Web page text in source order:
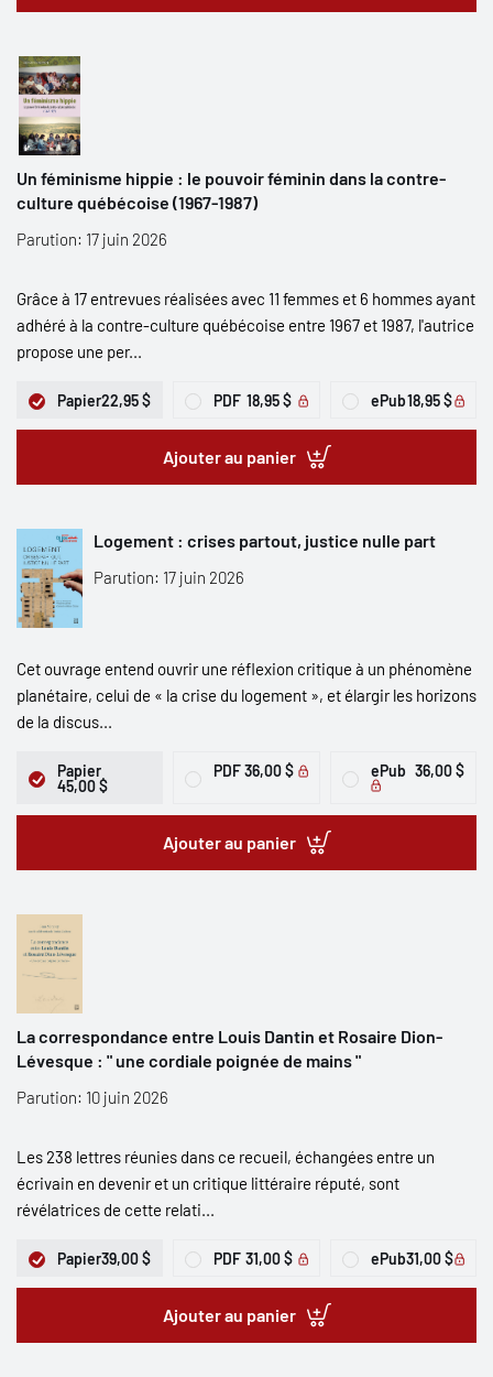
Un féminisme hippie : le pouvoir féminin dans la contre-
culture québécoise (1967-1987)
Parution: 17 juin 2026
Grâce à 17 entrevues réalisées avec 11 femmes et 6 hommes ayant
adhéré à la contre-culture québécoise entre 1967 et 1987, l'autrice
propose une per...
Papier22,95 $ PDF 18,95 $ ePub18,95 $
Ajouter au panier
Logement : crises partout, justice nulle part
Parution: 17 juin 2026
Cet ouvrage entend ouvrir une réflexion critique à un phénomène
planétaire, celui de « la crise du logement », et élargir les horizons
de la discus...
Papier
45,00 $
PDF 36,00 $ ePub 36,00 $
Ajouter au panier
La correspondance entre Louis Dantin et Rosaire Dion-
Lévesque : " une cordiale poignée de mains "
Parution: 10 juin 2026
Les 238 lettres réunies dans ce recueil, échangées entre un
écrivain en devenir et un critique littéraire réputé, sont
révélatrices de cette relati...
Papier39,00 $ PDF 31,00 $ ePub31,00 $
Ajouter au panier